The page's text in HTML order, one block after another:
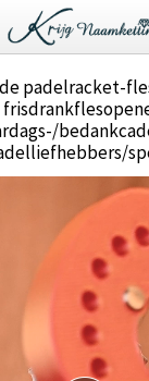
padelracket-